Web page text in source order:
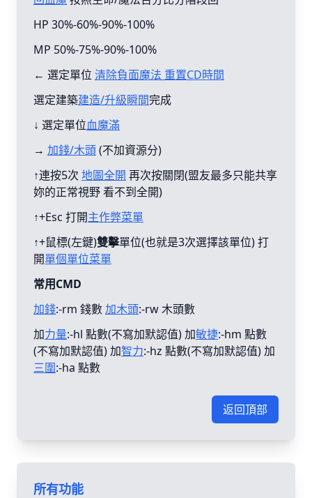
HP 30%-60%-90%-100%
MP 50%-75%-90%-100%
← 選定單位 清除負面魔法 重置CD時間
選定建築建造/升級瞬間完成
↓ 選定單位血魔滿
→ 加錢/木頭(不加資源分)
↑連按5次 地圖全開 再次按關閉(盟友最多只能共享
妳的正常視野 看不到全開)
↑+Esc 打開主作弊菜單
↑+鼠標(左鍵)雙擊單位(也就是3次選擇該單位) 打
開單個單位菜單
常用CMD
加錢:-rm 錢數加木頭:-rw 木頭數
加力量:-hl 點數(不寫加默認值) 加敏捷:-hm 點數
(不寫加默認值) 加智力:-hz 點數(不寫加默認值) 加
三圍:-ha 點數
返回頂部
所有功能